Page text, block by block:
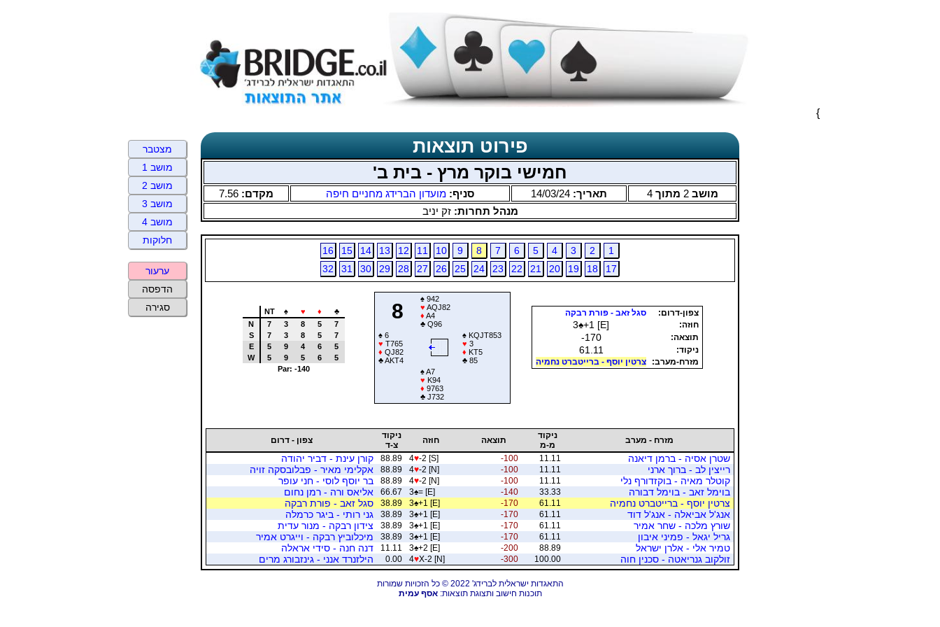
}
פירוט תוצאות
חמישי בוקר מרץ - בית ב'
מושב2 מתוך4 תאריך: 14/03/24 סניף: מועדון הברידג מחניים חיפה מקדם: 7.56
מנהל תחרות:זק יניב
1
2
3
4
5
6
7
8
9
10
11
12
13
14
15
16
17
18
19
20
21
22
23
24
25
26
27
28
29
30
31
32
צפון-דרום:
סגל זאב - פורת רבקה
חוזה:
3♠+1 [E]
תוצאה: -170
ניקוד: 61.11
מזרח-מערב: צרטין יוסף - ברייטברט נחמיה
8
♠ 942
♥ AQJ82
♦ A4
♣ Q96
♠ 6
♥ T765
♦ QJ82
♣AKT4
♠ KQJT853
♥ 3
♦ KT5
♣ 85
♠A7
♥ K94
♦ 9763
♣ J732
NT ♠ ♥ ♦
♣
N
7 3 8 5
7
S
7 3 8 5
7
E
5 9 4 6
5
W
5 9 5 6
5
Par: -140
מזרח - מערב
ניקוד
מ-מ
תוצאה חוזה
ניקוד
צ-ד
צפון - דרום
שטרן אסיה - ברמן דיאנה 11.11
-100
4♥-2 [S]
88.89
קורן עינת - דביר יהודה
רייצין לב - ברוך ארני
11.11
-100
4♥-2 [N]
88.89
אקלימי מאיר - פבלובסקה זויה
קוטלר מאיה - בוקזדורף נלי
11.11
-100
4♥-2 [N]
88.89
בר יוסף לוסי - חני עופר
בוימל זאב - בוימל דבורה
33.33
-140
3♠= [E]
66.67
אליאס ורה - רמן נחום
צרטין יוסף - ברייטברט נחמיה
61.11
-170
3♠+1 [E]
38.89
סגל זאב - פורת רבקה
אנג'ל אביאלה - אנג'ל דוד
61.11
-170
3♠+1 [E]
38.89
גני רותי - ביגר כרמלה
שורץ מלכה - שחר אמיר
61.11
-170
3♠+1 [E]
38.89
צידון רבקה - מנור עדית
גריל יגאל - פמיני איבון
61.11
-170
3♠+1 [E]
38.89
מיכלוביץ רבקה - וייגרט אמיר
טמיר אלי - אלרן ישראל
88.89
-200
3♠+2 [E]
11.11
דנה חנה - סידי אראלה
זולקוב גנריאטה - סכנין חוה
100.00
-300
4♥X-2 [N]
0.00 הילזנרד אנני - גינזבורג מרים
התאגדות ישראלית לברידג' 2022 © כל הזכויות שמורות
תוכנות חישוב ותצוגת תוצאות:אסף עמית
מצטבר
מושב 1
מושב 2
מושב 3
מושב 4
חלוקות
ערעור
הדפסה
סגירה